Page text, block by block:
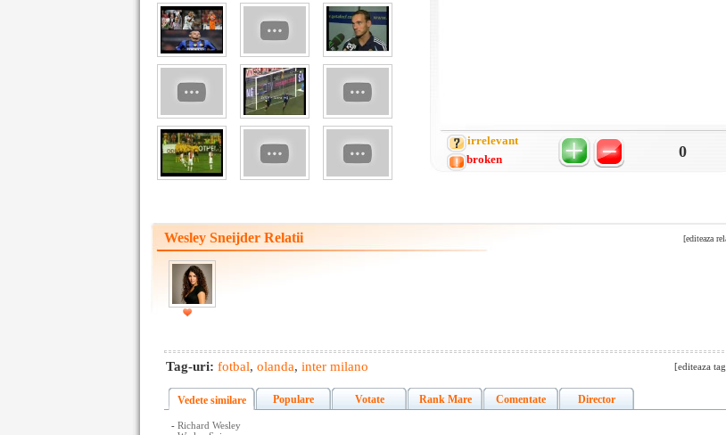
irrelevant
0
broken
Wesley Sneijder Relatii [editeaza
Tag-uri: fotbal, olanda, inter milano [editeaza
Vedete similare Populare Votate Rank Mare Comentate Director
- Richard Wesley